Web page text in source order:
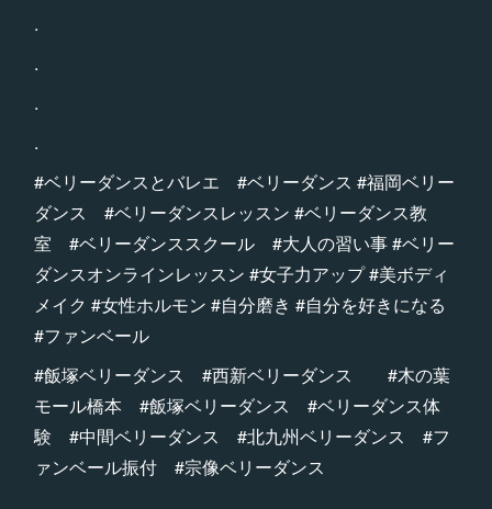
.
.
.
.
#ベリーダンスとバレエ #ベリーダンス #福岡ベリー
ダンス #ベリーダンスレッスン #ベリーダンス教
室 #ベリーダンススクール #大人の習い事 #ベリー
ダンスオンラインレッスン #女子力アップ #美ボディ
メイク #女性ホルモン #自分磨き #自分を好きになる
#ファンベール
#飯塚ベリーダンス #西新ベリーダンス #木の葉
モール橋本 #飯塚ベリーダンス #ベリーダンス体
験 #中間ベリーダンス #北九州ベリーダンス #フ
ァンベール振付 #宗像ベリーダンス